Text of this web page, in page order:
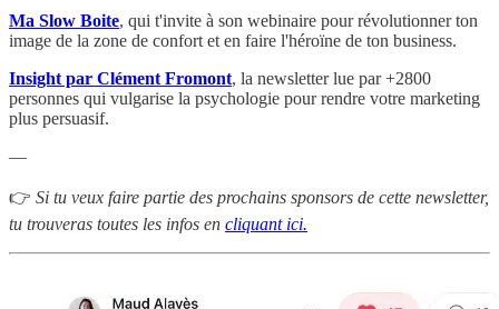
Ma Slow Boite, qui t'invite à son webinaire pour révolutionner ton
image de la zone de confort et en faire l'héroïne de ton business.
Insight par Clément Fromont, la newsletter lue par +2800
personnes qui vulgarise la psychologie pour rendre votre marketing
plus persuasif.
—
👉 Si tu veux faire partie des prochains sponsors de cette newsletter,
tu trouveras toutes les infos en cliquant ici.